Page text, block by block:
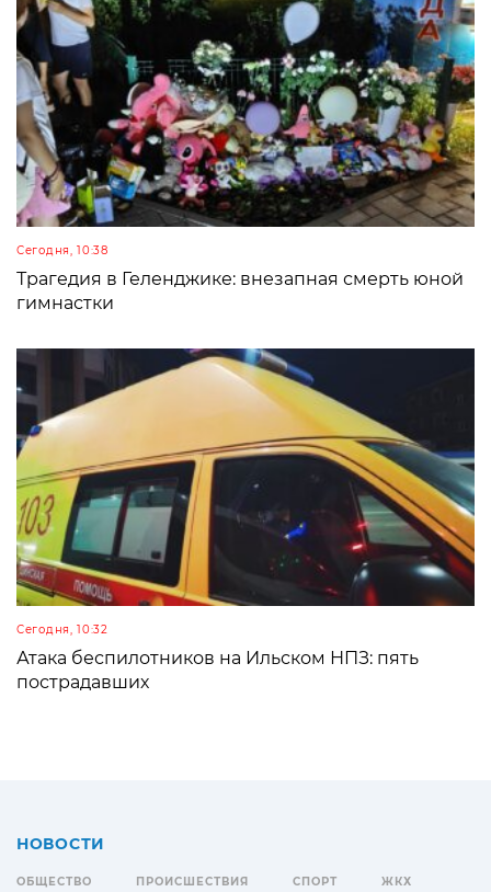
Сегодня, 10:38
Трагедия в Геленджике: внезапная смерть юной
гимнастки
Сегодня, 10:32
Атака беспилотников на Ильском НПЗ: пять
пострадавших
НОВОСТИ
ОБЩЕСТВО ПРОИСШЕСТВИЯ СПОРТ ЖКХ